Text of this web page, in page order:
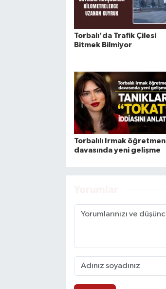
Torbalı'da Trafik Çilesi
Bitmek Bilmiyor
Torbalılı Irmak öğretmen
davasında yeni gelişme